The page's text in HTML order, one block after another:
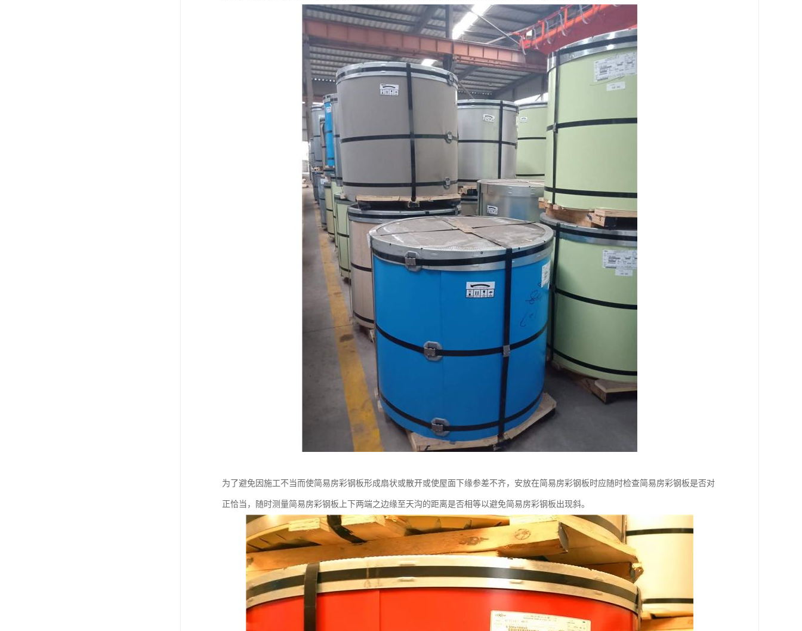
为了避免因施工不当而使简易房彩钢板形成扇状或散开或使屋面下缘参差不齐，安放在简易房彩钢板时应随时检查简易房彩钢板是否对
正恰当，随时测量简易房彩钢板上下两端之边缘至天沟的距离是否相等以避免简易房彩钢板出现斜。